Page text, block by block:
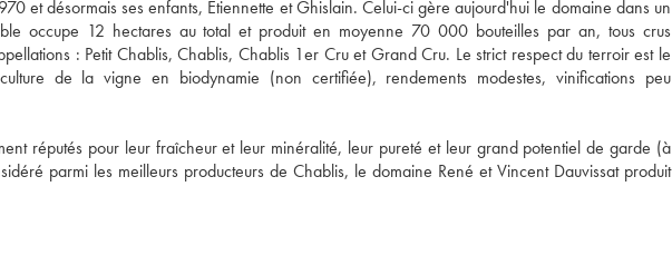
et désormais ses enfants, Étiennette et Ghislain. Celui-ci gère aujourd'hui le domaine dans un
occupe 12 hectares au total et produit en moyenne 70 000 bouteilles par an, tous crus
: Petit Chablis, Chablis, Chablis 1er Cru et Grand Cru. Le strict respect du terroir est le
de la vigne en biodynamie (non certifiée), rendements modestes, vinifications peu
réputés pour leur fraîcheur et leur minéralité, leur pureté et leur grand potentiel de garde (à
parmi les meilleurs producteurs de Chablis, le domaine René et Vincent Dauvissat produit